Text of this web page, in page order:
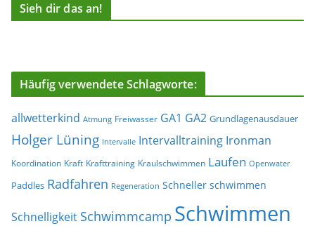
Sieh dir das an!
Häufig verwendete Schlagworte:
allwetterkind Atmung Freiwasser GA1 GA2 Grundlagenausdauer
Holger Lüning Intervalle Intervalltraining Ironman
Koordination Kraft Krafttraining Kraulschwimmen Laufen Openwater
Paddles Radfahren Regeneration Schneller schwimmen
Schnelligkeit Schwimmcamp Schwimmen